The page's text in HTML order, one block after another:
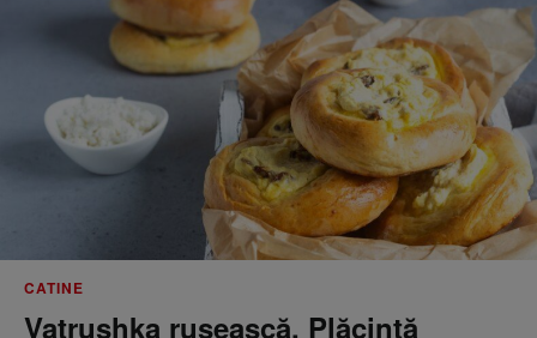
CATINE
Vatrushka rusească. Plăcintă